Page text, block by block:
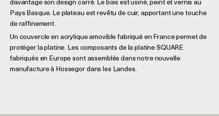
davantage son design carré. Le bois est usiné, peint et vernis au
Pays Basque. Le plateau est revêtu de cuir, apportant une touche
de raffinement.
Un couvercle en acrylique amovible fabriqué en France permet de
protéger la platine. Les composants de la platine SQUARE
fabriqués en Europe sont assemblés dans notre nouvelle
manufacture à Hossegor dans les Landes.